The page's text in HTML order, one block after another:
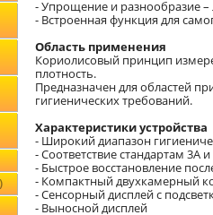
- Упрощение и разнообразие
- Встроенная функция для
Область применения
Кориолисовый принцип
плотность.
Предназначен для областей
гигиенических требований.
Характеристики устройства
- Широкий диапазон
- Соответствие стандартам 3A и
- Быстрое восстановление
- Компактный двухкамерный
- Сенсорный дисплей с
- Выносной дисплей